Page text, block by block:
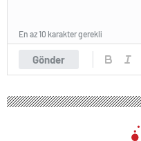
Gönder
En az 10 karakter gerekli